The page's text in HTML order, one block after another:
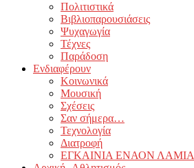
Πολιτιστικά
Βιβλιοπαρουσιάσεις
Ψυχαγωγία
Τέχνες
Παράδοση
Ενδιαφέρουν
Κοινωνικά
Μουσική
Σχέσεις
Σαν σήμερα…
Τεχνολογία
Διατροφή
ΕΓΚΑΙΝΙΑ ΕΝΑΟΝ ΛΑΜΙΑ